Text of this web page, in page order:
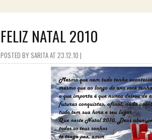
FELIZ NATAL 2010
POSTED BY SARITA AT 23.12.10 |